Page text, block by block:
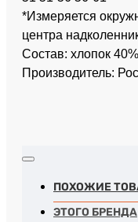
*Измеряется
центра
Состав: хлопок
Производитель:
ПОХОЖИЕ
ЭТОГО БРЕНДА